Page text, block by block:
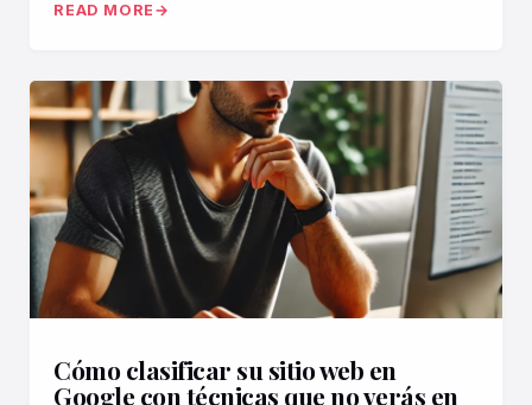
READ MORE
Cómo clasificar su sitio web en
Google con técnicas que no verás en